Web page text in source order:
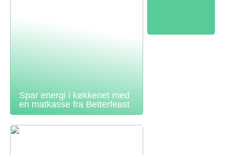
Spar energi i køkkenet med
en matkasse fra Betterfeast